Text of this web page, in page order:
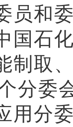
员和
国石
制取
分委
用分